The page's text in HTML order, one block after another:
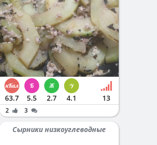
63.7 5.5 2.7 4.1 13
2 3
Сырники низкоуглеводные